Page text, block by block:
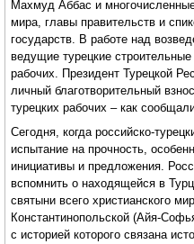
Махмуд Аббас и
мира, главы правительств и
государств. В работе над
ведущие турецкие
рабочих. Президент Турецкой
личный благотворительный
турецких рабочих – как
Сегодня, когда российско-
испытание на прочность,
инициативы и предложения.
вспомнить о находящейся в
святыни всего христианского
Константинопольской (Айя-
с историей которого связана